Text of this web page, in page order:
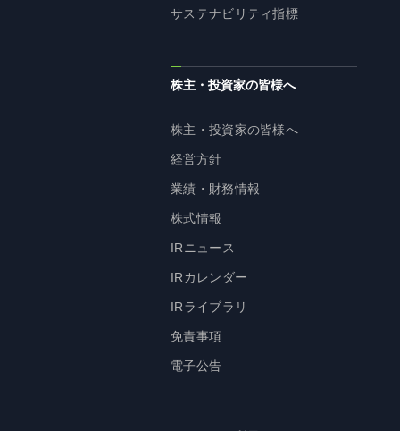
サステナビリティ指標
株主・投資家の皆様へ
株主・投資家の皆様へ
経営方針
業績・財務情報
株式情報
IRニュース
IRカレンダー
IRライブラリ
免責事項
電子公告